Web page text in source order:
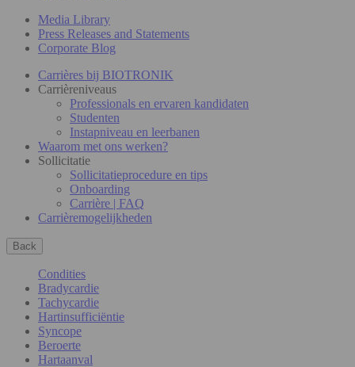
Media Library
Press Releases and Statements
Corporate Blog
Carrières bij BIOTRONIK
Carrièreniveaus
Professionals en ervaren kandidaten
Studenten
Instapniveau en leerbanen
Waarom met ons werken?
Sollicitatie
Sollicitatieprocedure en tips
Onboarding
Carrière | FAQ
Carrièremogelijkheden
Back
Condities
Bradycardie
Tachycardie
Hartinsufficiëntie
Syncope
Beroerte
Hartaanval